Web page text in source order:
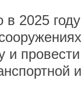
в 2025